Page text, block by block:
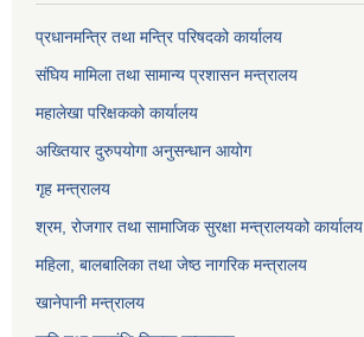
प्रधानमन्त्रि तथा मन्त्रि परिषदको कार्यालय
संघिय मामिला तथा सामान्य प्रशासन मन्त्रालय
महालेखा परिक्षकको कार्यालय
अख्तियार दुरुपयोगा अनुसन्धान आयोग
गृह मन्त्रालय
श्रम, रोजगार तथा सामाजिक सुरक्षा मन्त्रालयको कार्यालय
महिला, बालबालिका तथा जेष्ठ नागरिक मन्त्रालय
खानेपानी मन्त्रालय